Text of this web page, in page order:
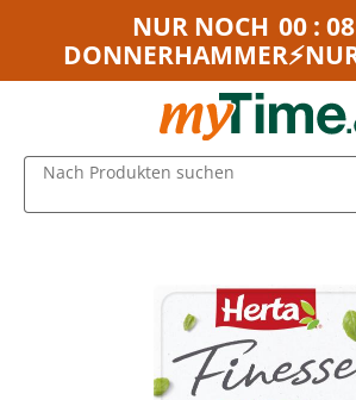
Zum Hauptinhalt springen
Zur Navigation springen
NUR NOCH 00 :
Nach Produkten suchen